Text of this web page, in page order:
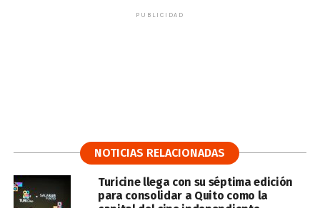
PUBLICIDAD
NOTICIAS RELACIONADAS
Turicine llega con su séptima edición
para consolidar a Quito como la